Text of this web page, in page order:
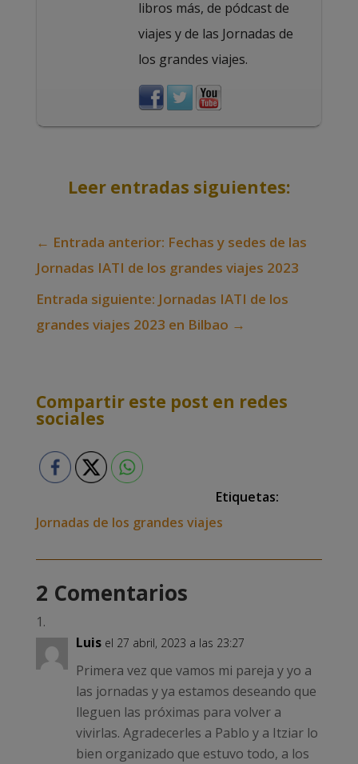
libros más, de pódcast de
viajes y de las Jornadas de
los grandes viajes.
Leer entradas siguientes:
← Entrada anterior: Fechas y sedes de las
Jornadas IATI de los grandes viajes 2023
Entrada siguiente: Jornadas IATI de los
grandes viajes 2023 en Bilbao →
Compartir este post en redes
sociales
Etiquetas:
Jornadas de los grandes viajes
2 Comentarios
Luis el 27 abril, 2023 a las 23:27
Primera vez que vamos mi pareja y yo a
las jornadas y ya estamos deseando que
lleguen las próximas para volver a
vivirlas. Agradecerles a Pablo y a Itziar lo
bien organizado que estuvo todo, a los